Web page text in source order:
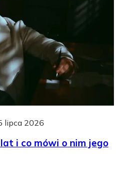
lipca 2026
i co mówi o nim jego